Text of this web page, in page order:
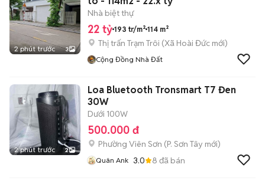
2 phút trước 3
Nhà biệt thự
22 tỷ 193 tr/m² 114 m²
Thị trấn Trạm Trôi (Xã Hoài Đức mới)
Cộng Đồng Nhà Đất
2 phút trước 2
Loa Bluetooth Tronsmart T7 Đen
30W
Dưới 100W
500.000 đ
Phường Viên Sơn (P. Sơn Tây mới)
Quân Ank 3.0 8 đã bán